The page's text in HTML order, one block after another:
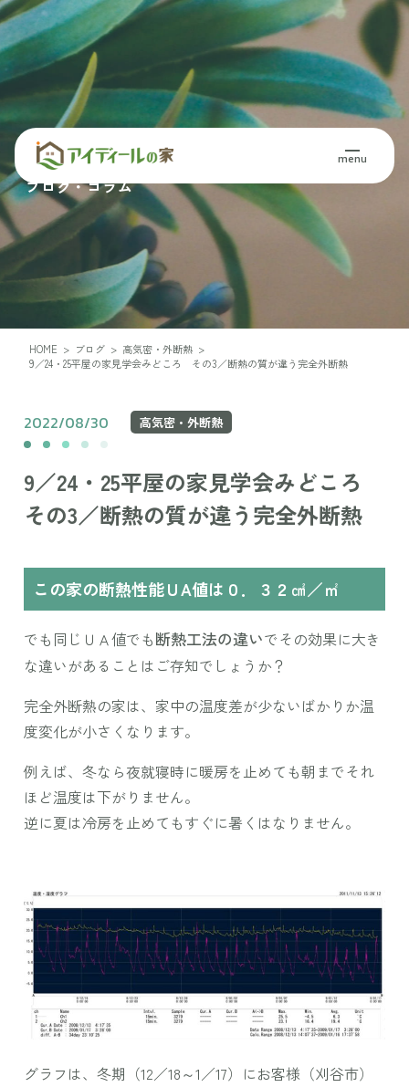
menu
Blog・Column
ブログ・コラム
HOME > ブログ > 高気密・外断熱 >
9／24・25平屋の家見学会みどころ その3／断熱の質が違う完全外断熱
2022/08/30 高気密・外断熱
9／24・25平屋の家見学会みどころ
その3／断熱の質が違う完全外断熱
この家の断熱性能ＵA値は０．３２㎠／㎡
でも同じＵＡ値でも断熱工法の違いでその効果に大き
な違いがあることはご存知でしょうか？
完全外断熱の家は、家中の温度差が少ないばかりか温
度変化が小さくなります。
例えば、冬なら夜就寝時に暖房を止めても朝までそれ
ほど温度は下がりません。
逆に夏は冷房を止めてもすぐに暑くはなりません。
グラフは、冬期（12／18～1／17）にお客様（刈谷市）